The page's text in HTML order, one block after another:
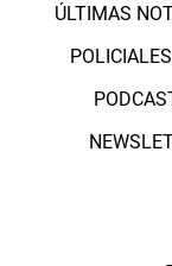
ÚLTIMAS
POLICIALES